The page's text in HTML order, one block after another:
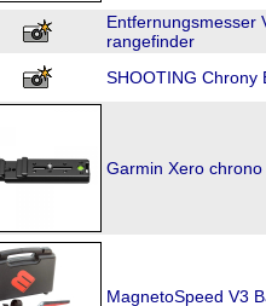
Entfernungsmesser
rangefinder
SHOOTING Chrony
Garmin Xero
MagnetoSpeed V3